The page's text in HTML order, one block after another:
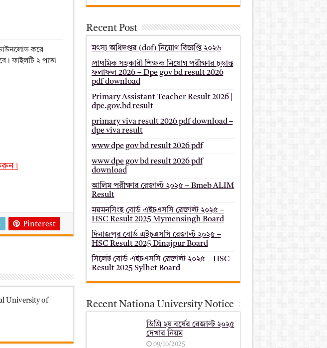
Board
ডাউনলোড করে
ফাইলটি ২ পাতা
Pinterest
University of
Recent Post
মৎস্য অধিদপ্তর (dof) নিয়োগ বিজ্ঞপ্তি ২০২৬
প্রাথমিক সহকারী শিক্ষক নিয়োগ পরীক্ষার চূড়ান্ত
ফলাফল 2026 – Dpe gov bd result 2026
pdf download
Primary Assistant Teacher Result 2026 |
dpe.gov.bd result
primary viva result 2026 pdf download –
dpe viva result
www dpe gov bd result 2026 pdf
www dpe gov bd result 2026 pdf
download
আলিম পরীক্ষার রেজাল্ট ২০২৫ – Bmeb ALIM
Result
ময়মনসিংহ বোর্ড এইচএসসি রেজাল্ট ২০২৫ –
HSC Result 2025 Mymensingh Board
দিনাজপুর বোর্ড এইচএসসি রেজাল্ট ২০২৫ –
HSC Result 2025 Dinajpur Board
সিলেট বোর্ড এইচএসসি রেজাল্ট ২০২৫ – HSC
Result 2025 Sylhet Board
Recent Nationa University Notice
ডিগ্রি ২য় বর্ষের রেজাল্ট ২০২৫
দেখার নিয়ম
09/10/2025